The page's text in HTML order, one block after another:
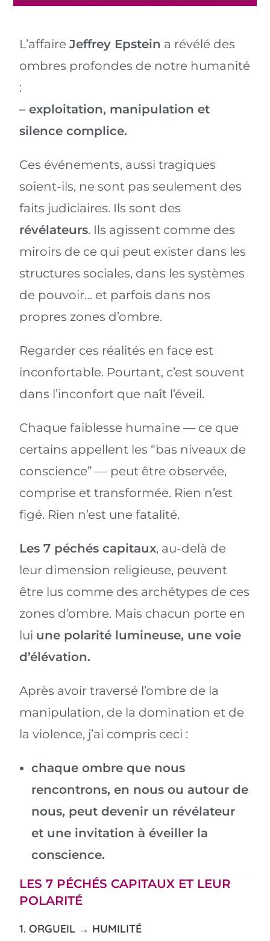
L’affaireJeffrey Epstein a révélé des
ombres profondes de notre humanité
:
– exploitation, manipulation et
silence complice.
Ces événements, aussi tragiques
soient-ils, ne sont pas seulement des
faits judiciaires. Ils sont des
révélateurs. Ils agissent comme des
miroirs de ce qui peut exister dans les
structures sociales, dans les systèmes
de pouvoir… et parfois dans nos
propres zones d’ombre.
Regarder ces réalités en face est
inconfortable. Pourtant, c’est souvent
dans l’inconfort que naît l’éveil.
Chaque faiblesse humaine — ce que
certains appellent les “bas niveaux de
conscience” — peut être observée,
comprise et transformée. Rien n’est
figé. Rien n’est une fatalité.
Les 7 péchés capitaux, au-delà de
leur dimension religieuse, peuvent
être lus comme des archétypes de ces
zones d’ombre. Mais chacun porte en
lui une polarité lumineuse, une voie
d’élévation.
Après avoir traversé l’ombre de la
manipulation, de la domination et de
la violence, j’ai compris ceci :
chaque ombre que nous
rencontrons, en nous ou autour de
nous, peut devenir un révélateur
et une invitation à éveiller la
conscience.
LES 7 PÉCHÉS CAPITAUX ET LEUR
POLARITÉ
1. ORGUEIL → HUMILITÉ